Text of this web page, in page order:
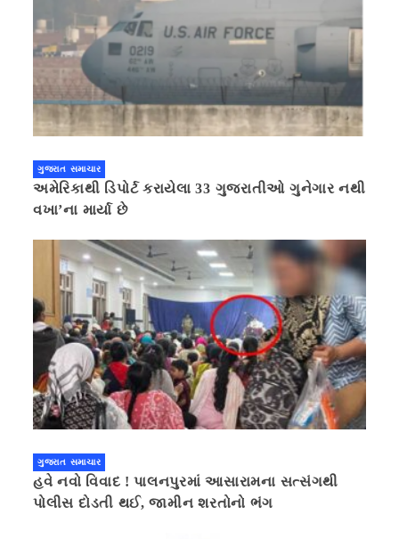
ગુજરાત સમાચાર
અમેરિકાથી ડિપોર્ટ કરાયેલા 33 ગુજરાતીઓ ગુનેગાર નથી
વખા’ના માર્યા છે
ગુજરાત સમાચાર
હવે નવો વિવાદ ! પાલનપુરમાં આસારામના સત્સંગથી
પોલીસ દોડતી થઈ, જામીન શરતોનો ભંગ